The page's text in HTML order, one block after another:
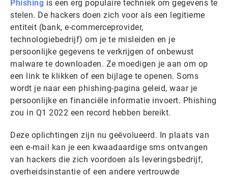
Phishing is een erg populaire techniek om gegevens te
stelen. De hackers doen zich voor als een legitieme
entiteit (bank, e-commerceprovider,
technologiebedrijf) om je te misleiden en je
persoonlijke gegevens te verkrijgen of onbewust
malware te downloaden. Ze moedigen je aan om op
een link te klikken of een bijlage te openen. Soms
wordt je naar een phishing-pagina geleid, waar je
persoonlijke en financiële informatie invoert. Phishing
zou in Q1 2022 een record hebben bereikt.
Deze oplichtingen zijn nu geëvolueerd. In plaats van
een e-mail kan je een kwaadaardige sms ontvangen
van hackers die zich voordoen als leveringsbedrijf,
overheidsinstantie of een andere vertrouwde